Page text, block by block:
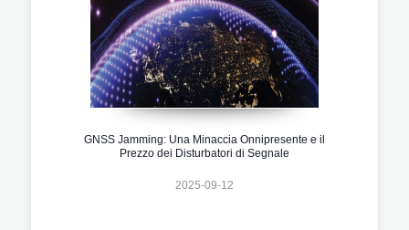
GNSS Jamming: Una Minaccia Onnipresente e il
Prezzo dei Disturbatori di Segnale
2025-09-12